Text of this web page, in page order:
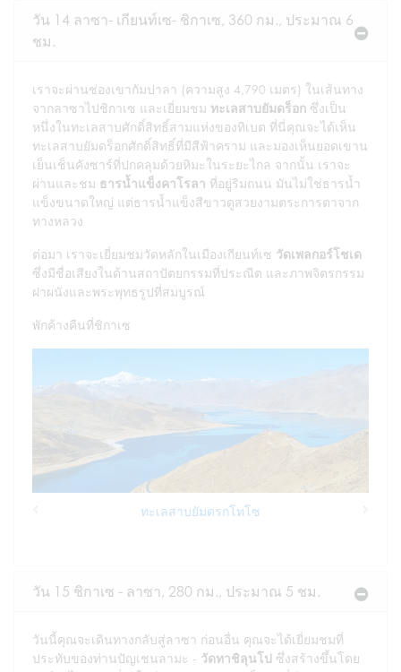
วัน 14 ลาซา- เกียนท์เซ- ชิกาเซ, 360 กม., ประมาณ 6
ชม.
เราจะผ่านช่องเขากัมปาลา (ความสูง 4,790 เมตร) ในเส้นทาง
จากลาซาไปชิกาเซ และเยี่ยมชม ทะเลสาบยัมดร็อก ซึ่งเป็น
หนึ่งในทะเลสาบศักดิ์สิทธิ์สามแห่งของทิเบต ที่นี่คุณจะได้เห็น
ทะเลสาบยัมดร็อกศักดิ์สิทธิ์ที่มีสีฟ้าคราม และมองเห็นยอดเขาน
เย็นเช็นคังซาร์ที่ปกคลุมด้วยหิมะในระยะไกล จากนั้น เราจะ
ผ่านและชม ธารน้ำแข็งคาโรลา ที่อยู่ริมถนน มันไม่ใช่ธารน้ำ
แข็งขนาดใหญ่ แต่ธารน้ำแข็งสีขาวดูสวยงามตระการตาจาก
ทางหลวง
ต่อมา เราจะเยี่ยมชมวัดหลักในเมืองเกียนท์เซ วัดเพลกอร์โชเด
ซึ่งมีชื่อเสียงในด้านสถาปัตยกรรมที่ประณีต และภาพจิตรกรรม
ฝาผนังและพระพุทธรูปที่สมบูรณ์
พักค้างคืนที่ชิกาเซ
ทะเลสาบยัมดรกโทโซ
วัน 15 ชิกาเซ - ลาซา, 280 กม., ประมาณ 5 ชม.
วันนี้คุณจะเดินทางกลับสู่ลาซา ก่อนอื่น คุณจะได้เยี่ยมชมที่
ประทับของท่านปัญเชนลามะ - วัดทาชิลุนโป ซึ่งสร้างขึ้นโดย